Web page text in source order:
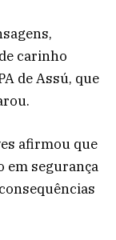
carinho
de Assú, que
afirmou que
em segurança